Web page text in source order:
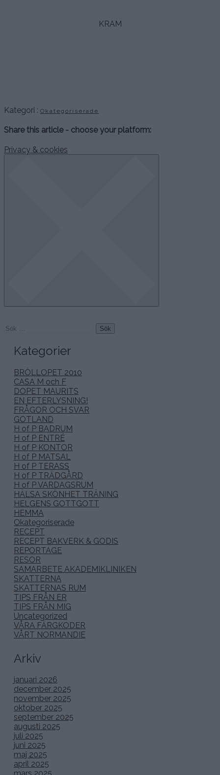
KRAM
Kategori : Okategoriserade
Share this article - choose your platform:
Privacy & cookies
Sök
Kategorier
BRÖLLOPET 2010
CASA M och F
DOPET MAURITS
EN EFTERLYSNING!
FRÅGOR OCH SVAR
GOTLAND
H of P BADRUM
H of P ENTRÉ
H of P KONTOR
H of P MATSAL
H of P TERASS
H of P TRÄDGÅRD
H of P VARDAGSRUM
HÄLSA SKÖNHET TRÄNING
HELGENS GOTTGOTT
HEMMA
Okategoriserade
RECEPT
RECEPT BAKVERK & GODIS
REPORTAGE
RESOR
SAMARBETE AKADEMIKLINIKEN
SKATTERNA
SKATTERNAS RUM
TIPS FRÅN ER
TIPS FRÅN MIG
Uncategorized
VÅRA FÄRGKODER
VÅRT NORMANDIE
Arkiv
januari 2026
december 2025
november 2025
oktober 2025
september 2025
augusti 2025
juli 2025
juni 2025
maj 2025
april 2025